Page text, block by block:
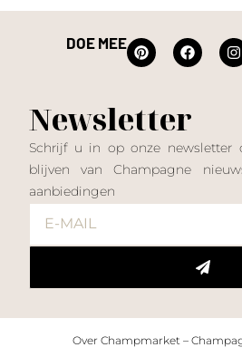
DOE MEE
Newsletter
Schrijf u in op onze
blijven van Champagne
aanbiedingen
Over Champmarket –